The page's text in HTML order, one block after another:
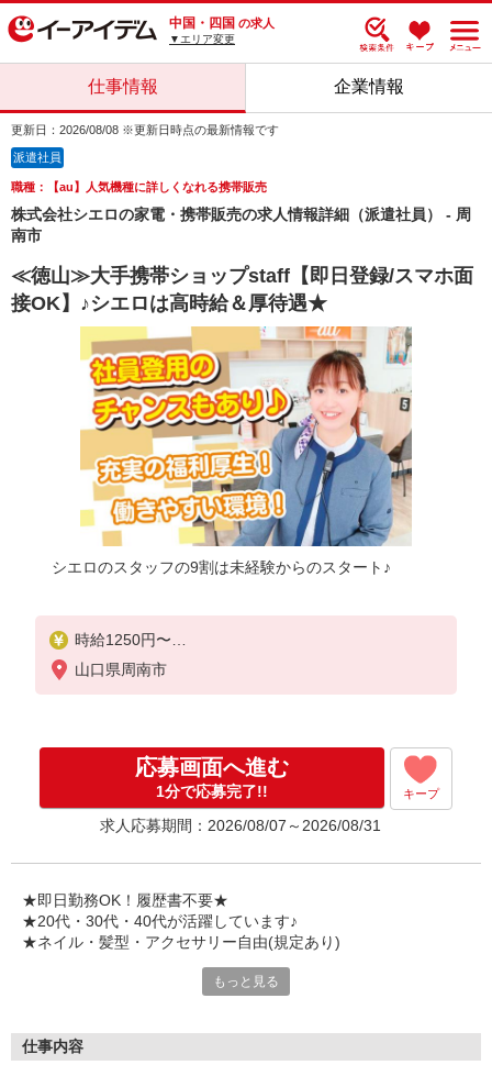
中国・四国 の求人
▼エリア変更
仕事情報 企業情報
更新日：2026/08/08 ※更新日時点の最新情報です
派遣社員
職種：【au】人気機種に詳しくなれる携帯販売
株式会社シエロの家電・携帯販売の求人情報詳細（派遣社員） - 周
南市
≪徳山≫大手携帯ショップstaff【即日登録/スマホ面
接OK】♪シエロは高時給＆厚待遇★
シエロのスタッフの9割は未経験からのスタート♪
時給1250円〜
※残業代支給
★交通費別途支給（規定あり）
入社祝い金10万円支給(規定有)
お友達を紹介頂くと,
インセンティブ支給(規定有)
゜・。○。・゜+゜・。○。・゜+゜
山口県周南市
応募画面へ進む
1分で応募完了!! キープ
求人応募期間：2026/08/07～2026/08/31
★即日勤務OK！履歴書不要★
★20代・30代・40代が活躍しています♪
★ネイル・髪型・アクセサリー自由(規定あり)
シエロのスタッフは9割が未経験スタート。
ずっと先まで役に立ちます！
もっと見る
仕事内容